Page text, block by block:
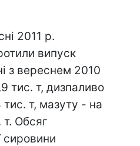
2011 р.
випуск
з вереснем 2010
тис. т, дизпаливо
т, мазуту - на
т. Обсяг
сировини